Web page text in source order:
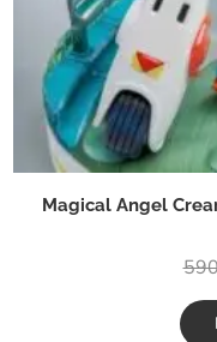
Magical Angel